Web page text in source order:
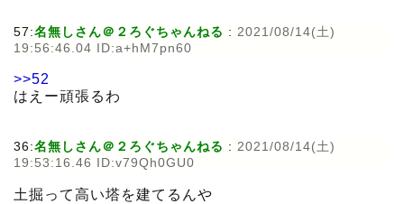
57:名無しさん＠２ろぐちゃんねる : 2021/08/14(土)
19:56:46.04 ID:a+hM7pn60
>>52
はえー頑張るわ
36:名無しさん＠２ろぐちゃんねる : 2021/08/14(土)
19:53:16.46 ID:v79Qh0GU0
土掘って高い塔を建てるんや